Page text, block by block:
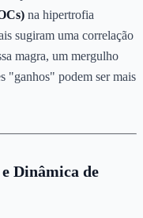
na hipertrofia
sugiram uma correlação
magra, um mergulho
"ganhos" podem ser mais
Dinâmica de